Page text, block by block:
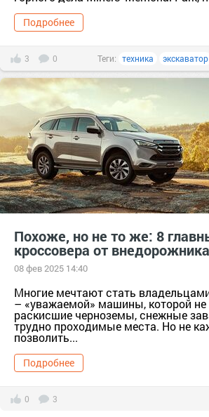
Подробнее
3 0 Теги: техника экскаватор
Похоже, но не то же: 8
кроссовера от внедорожника
08 фев 2025 14:40
Многие мечтают стать
– «уважаемой» машины, которой
раскисшие черноземы, снежные
трудно проходимые места. Но не
позволить...
Подробнее
0 3